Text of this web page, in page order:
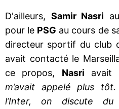
D'ailleurs, Samir Nasri
pour le PSG au cours de
directeur sportif du club
avait contacté le
ce propos, Nasri avait
m’avait appelé plus
l’Inter, on discute